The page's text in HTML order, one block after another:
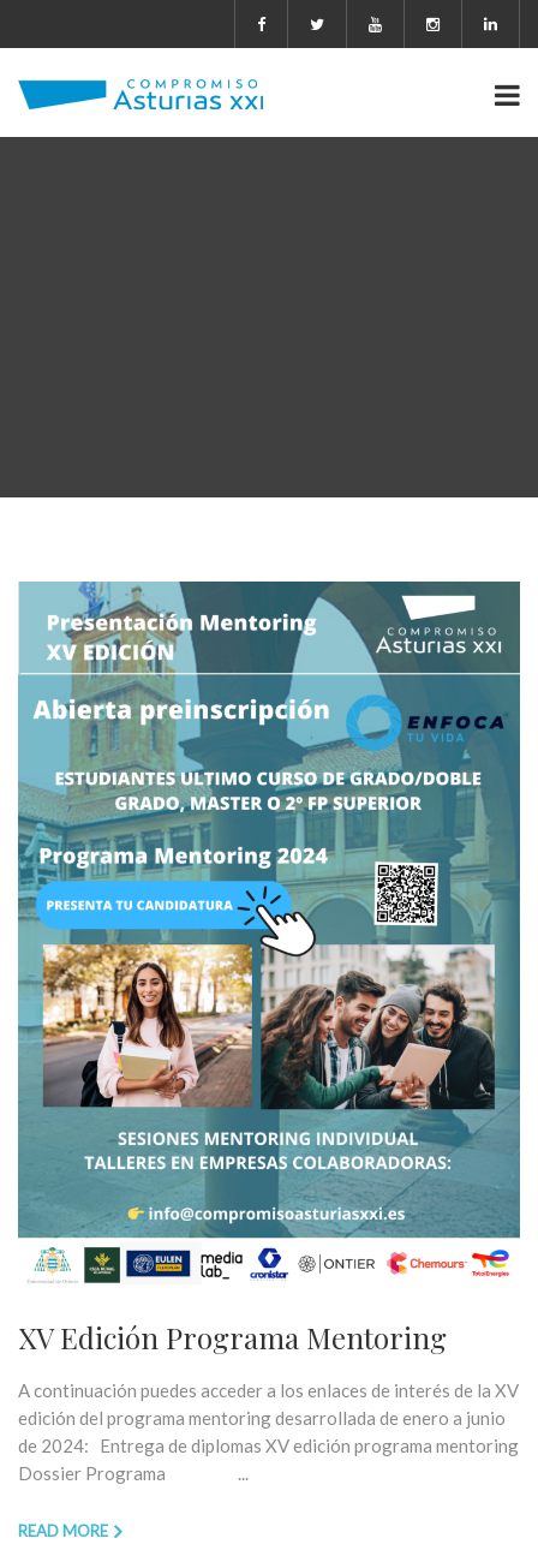
XV Edición Programa Mentoring
A continuación puedes acceder a los enlaces de interés de la XV
edición del programa mentoring desarrollada de enero a junio
de 2024: Entrega de diplomas XV edición programa mentoring
Dossier Programa ...
READ MORE